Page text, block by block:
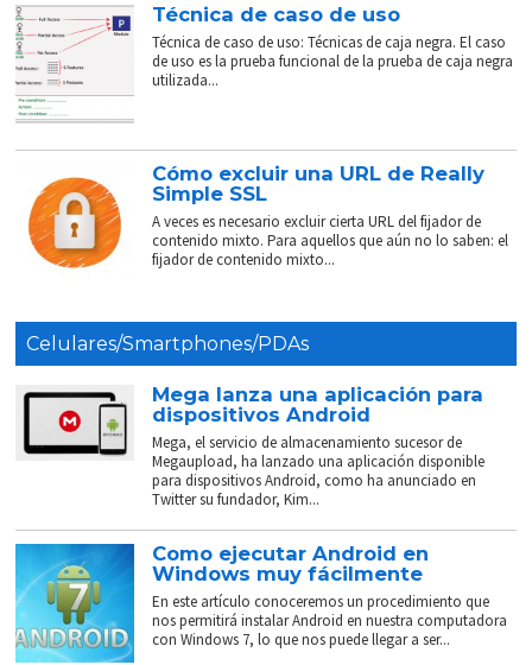
Técnica de caso de uso
Técnica de caso de uso: Técnicas de caja negra. El caso
de uso es la prueba funcional de la prueba de caja negra
utilizada...
Cómo excluir una URL de Really
Simple SSL
A veces es necesario excluir cierta URL del fijador de
contenido mixto. Para aquellos que aún no lo saben: el
fijador de contenido mixto...
Celulares/Smartphones/PDAs
Mega lanza una aplicación para
dispositivos Android
Mega, el servicio de almacenamiento sucesor de
Megaupload, ha lanzado una aplicación disponible
para dispositivos Android, como ha anunciado en
Twitter su fundador, Kim...
Como ejecutar Android en
Windows muy fácilmente
En este artículo conoceremos un procedimiento que
nos permitirá instalar Android en nuestra computadora
con Windows 7, lo que nos puede llegar a ser...